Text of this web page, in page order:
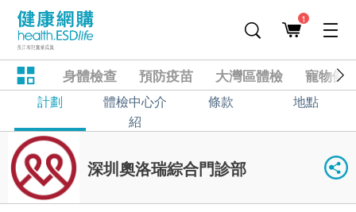
1
身體檢查 預防疫苗 大灣區體檢 寵物健
計劃
體檢中心介
紹
條款 地點
深圳奧洛瑞綜合門診部